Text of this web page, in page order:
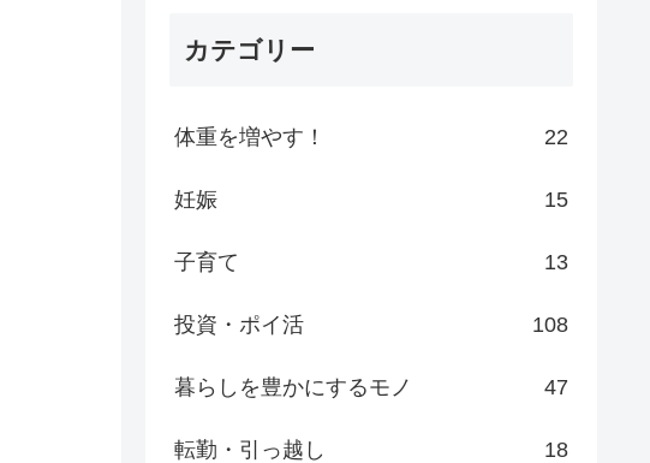
カテゴリー
体重を増やす！ 22
妊娠 15
子育て 13
投資・ポイ活 108
暮らしを豊かにするモノ 47
転勤・引っ越し 18